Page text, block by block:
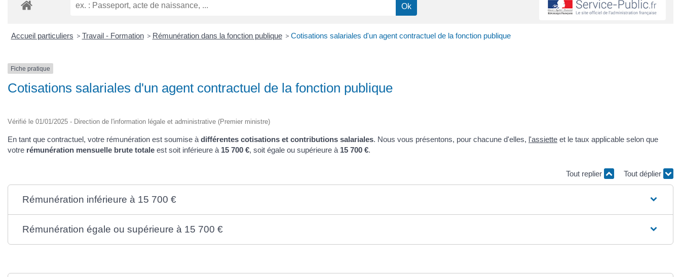
Accueil particuliers > Travail - Formation > Rémunération dans la fonction publique > Cotisations salariales d'un agent contractuel de la fonction publique
Fiche pratique
Cotisations salariales d'un agent contractuel de la fonction publique
Vérifié le 01/01/2025 - Direction de l'information légale et administrative (Premier ministre)
En tant que contractuel, votre rémunération est soumise à différentes cotisations et contributions salariales. Nous vous présentons, pour chacune d'elles, l'assiette et le taux applicable selon que
votre rémunération mensuelle brute totale est soit inférieure à 15 700 €, soit égale ou supérieure à 15 700 €.
Tout replier Tout déplier
Rémunération inférieure à 15 700 €
Rémunération égale ou supérieure à 15 700 €